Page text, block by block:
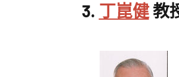
3. 丁崑健教